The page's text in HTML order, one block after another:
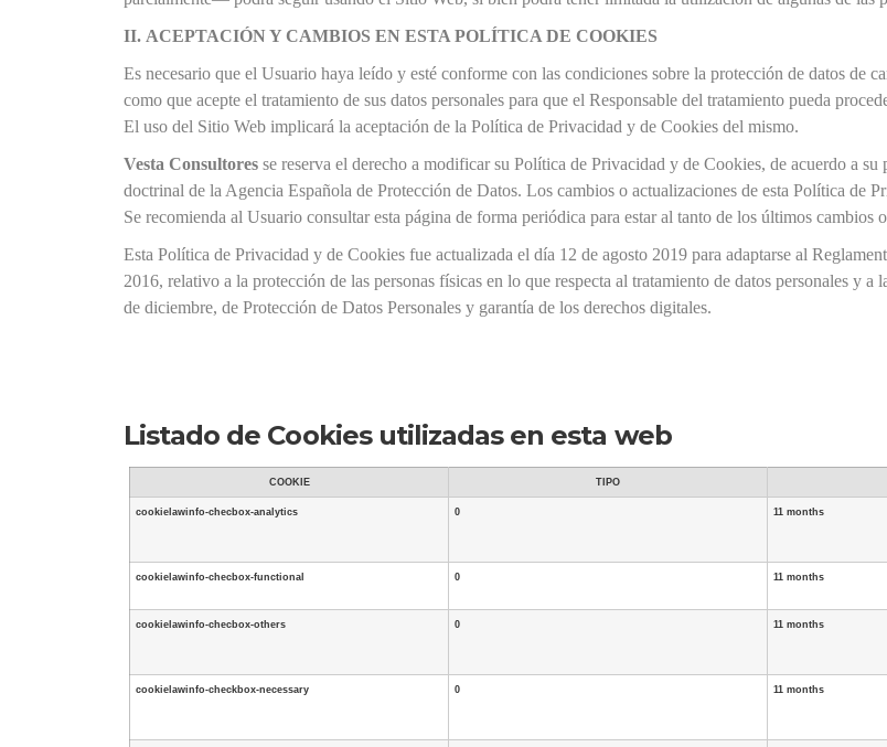
II. ACEPTACIÓN Y CAMBIOS EN ESTA POLÍTICA DE COOKIES
Es necesario que el Usuario haya leído y esté conforme con las condiciones sobre la protección de datos de
como que acepte el tratamiento de sus datos personales para que el Responsable del tratamiento pueda
El uso del Sitio Web implicará la aceptación de la Política de Privacidad y de Cookies del mismo.
Vesta Consultores se reserva el derecho a modificar su Política de Privacidad y de Cookies, de acuerdo a
doctrinal de la Agencia Española de Protección de Datos. Los cambios o actualizaciones de esta Política de
Se recomienda al Usuario consultar esta página de forma periódica para estar al tanto de los últimos cambios
Esta Política de Privacidad y de Cookies fue actualizada el día 12 de agosto 2019 para adaptarse al
2016, relativo a la protección de las personas físicas en lo que respecta al tratamiento de datos personales y
de diciembre, de Protección de Datos Personales y garantía de los derechos digitales.
Listado de Cookies utilizadas en esta web
COOKIE TIPO
cookielawinfo-checbox-analytics 0 11 months
cookielawinfo-checbox-functional 0 11 months
cookielawinfo-checbox-others 0 11 months
cookielawinfo-checkbox-necessary 0 11 months